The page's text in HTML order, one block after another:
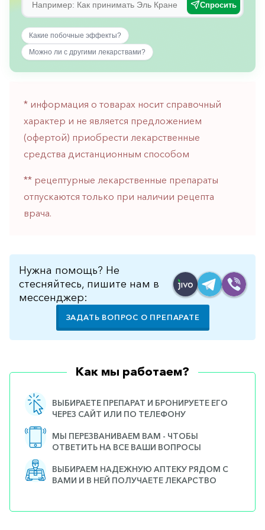
горло-
нос
Хирургия
Щитовидная
железа
Спросить
Какие побочные эффекты?
Можно ли с другими лекарствами?
* информация о товарах носит справочный
характер и не является предложением
(офертой) приобрести лекарственные
средства дистанционным способом
** рецептурные лекарственные препараты
отпускаются только при наличии рецепта
врача.
Нужна помощь? Не
стесняйтесь, пишите нам в
мессенджер:
ЗАДАТЬ ВОПРОС О ПРЕПАРАТЕ
Как мы работаем?
ВЫБИРАЕТЕ ПРЕПАРАТ И БРОНИРУЕТЕ ЕГО
ЧЕРЕЗ САЙТ ИЛИ ПО ТЕЛЕФОНУ
МЫ ПЕРЕЗВАНИВАЕМ ВАМ - ЧТОБЫ
ОТВЕТИТЬ НА ВСЕ ВАШИ ВОПРОСЫ
ВЫБИРАЕМ НАДЕЖНУЮ АПТЕКУ РЯДОМ С
ВАМИ И В НЕЙ ПОЛУЧАЕТЕ ЛЕКАРСТВО